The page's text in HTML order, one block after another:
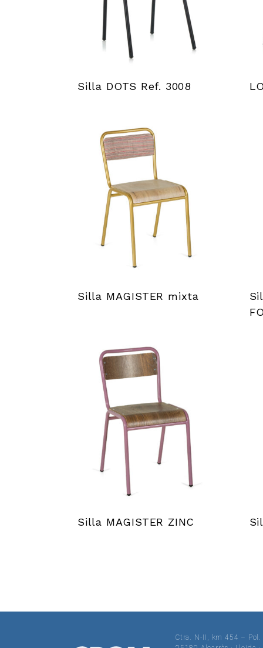
Silla DOTS Ref. 3008
Silla MAGISTER mixta
Silla MAGISTER ZINC
Ctra. N-II, km 454 –